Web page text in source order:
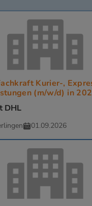
Kurier-,
(m/w/d) in
DHL
01.09.2026